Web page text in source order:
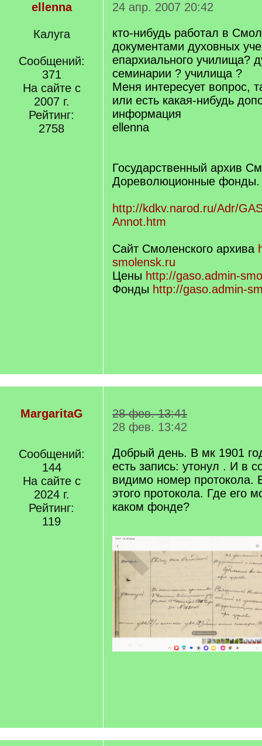
ellenna
Калуга
Сообщений:
371
На сайте с
2007 г.
Рейтинг:
2758
24 апр. 2007 20:42
кто-нибудь работал в
документами духовных
епархиального училища?
семинарии ? училища ?
Меня интересует вопрос,
или есть какая-нибудь
информация
ellenna
Государственный архив
Дореволюционные фонды.
http://kdkv.narod.ru/Adr/
Annot.htm
Сайт Смоленского архива
smolensk.ru
Цены http://gaso.admin-
Фонды http://gaso.admin-
MargaritaG
Сообщений:
144
На сайте с
2024 г.
Рейтинг:
119
28 фев. 13:41
28 фев. 13:42
Добрый день. В мк 1901
есть запись: утонул . И в
видимо номер протокола.
этого протокола. Где его
каком фонде?